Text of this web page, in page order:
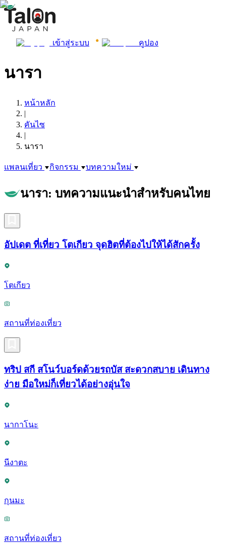
เข้าสู่ระบบ คูปอง
นารา
หน้าหลัก
|
คันไซ
|
นารา
แพลนเที่ยว กิจกรรม บทความใหม่
นารา: บทความแนะนำสำหรับคนไทย
อัปเดต ที่เที่ยว โตเกียว จุดฮิตที่ต้องไปให้ได้สักครั้ง
โตเกียว
สถานที่ท่องเที่ยว
ทริป สกี สโนว์บอร์ดด้วยรถบัส สะดวกสบาย เดินทาง
ง่าย มือใหม่ก็เที่ยวได้อย่างอุ่นใจ
นากาโนะ
นีงาตะ
กุนมะ
สถานที่ท่องเที่ยว